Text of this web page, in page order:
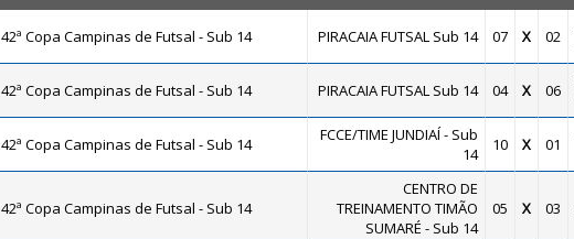
42ª Copa Campinas de Futsal - Sub 14 PIRACAIA FUTSAL Sub 14 07 X 02
42ª Copa Campinas de Futsal - Sub 14 PIRACAIA FUTSAL Sub 14 04 X 06
42ª Copa Campinas de Futsal - Sub 14
FCCE/TIME JUNDIAÍ - Sub
14
10 X 01
42ª Copa Campinas de Futsal - Sub 14
CENTRO DE
TREINAMENTO TIMÃO
SUMARÉ - Sub 14
05 X 03